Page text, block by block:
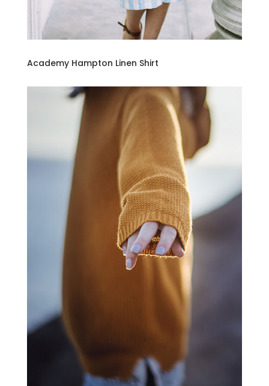
Academy Hampton Linen Shirt